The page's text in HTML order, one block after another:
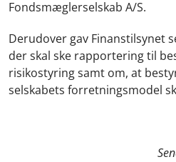
Fondsmæglerselskab A/S.
Derudover gav Finanstilsynet
der skal ske rapportering til
risikostyring samt om, at
selskabets forretningsmodel